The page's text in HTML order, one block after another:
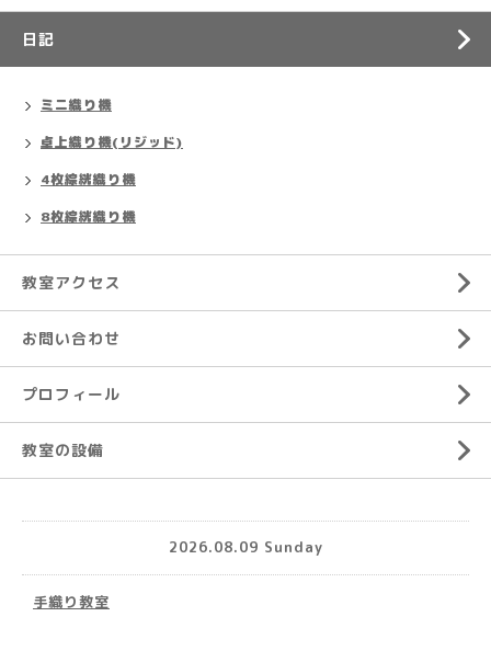
日記
ミニ織り機
卓上織り機(リジッド)
4枚綜絖織り機
8枚綜絖織り機
教室アクセス
お問い合わせ
プロフィール
教室の設備
2026.08.09 Sunday
手織り教室